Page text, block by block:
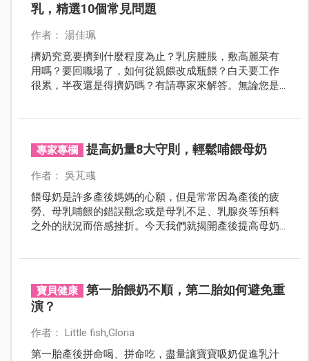
乳，精選10個常見問題
作者： 湯佳珮
擠奶究竟要擠到什麼程度為止？乳房腫脹，敷高麗菜有
用嗎？要回職場了，如何從親餵改成瓶餵？白天要工作
很累，半夜還是得擠奶嗎？有請專家來解答。無論您是
專家專欄 提高奶量8大守則，輕鬆哺餵母奶
作者： 吳芃彧
餵母奶是許多產後媽媽的心願，但是常常因為產後的疲
勞、母乳哺餵的錯誤觀念或是母乳不足、乳腺炎等預料
之外的狀況而倍感挫折。今天我們就揭開產後提高母奶
寶貝健康
第一胎餵奶不順，第二胎如何避免重
演？
作者： Little fish,Gloria
第一胎產後拼命喝、拼命吃，盡量讓寶寶吸奶促進乳汁